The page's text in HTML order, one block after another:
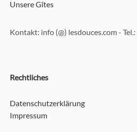
Unsere Gîtes
Kontakt: info (@) lesdouces.com -
Rechtliches
Datenschutzerklärung
Impressum